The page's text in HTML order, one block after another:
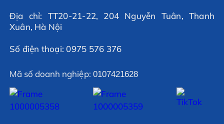
Địa chỉ: TT20-21-22, 204 Nguyễn Tuân, Thanh
Xuân, Hà Nội
Số điện thoại: 0975 576 376
Mã số doanh nghiệp: 0107421628